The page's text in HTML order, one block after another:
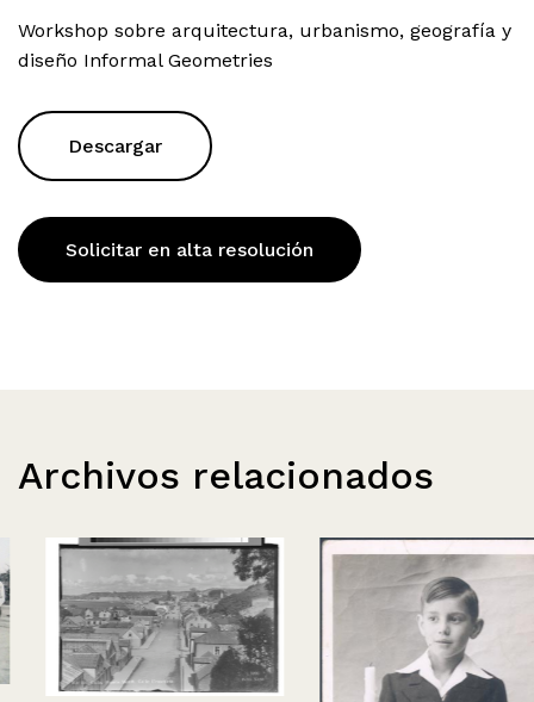
Workshop sobre arquitectura, urbanismo, geografía y
diseño Informal Geometries
Descargar
Solicitar en alta resolución
Archivos relacionados